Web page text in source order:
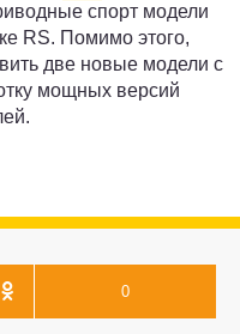
спорт модели
RS. Помимо этого,
две новые модели с
мощных версий
0